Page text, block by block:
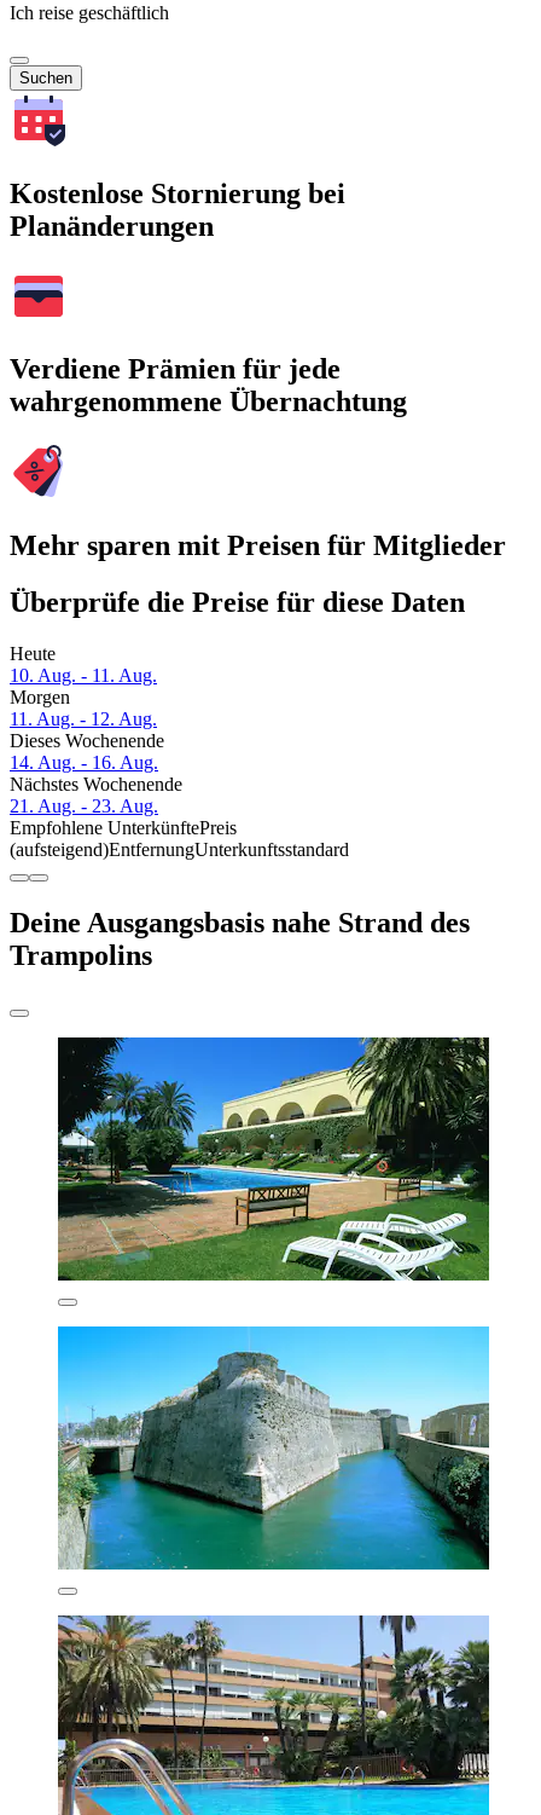
Ich reise geschäftlich
Suchen
Kostenlose Stornierung bei
Planänderungen
Verdiene Prämien für jede
wahrgenommene Übernachtung
Mehr sparen mit Preisen für Mitglieder
Überprüfe die Preise für diese Daten
Heute
10. Aug. - 11. Aug.
Morgen
11. Aug. - 12. Aug.
Dieses Wochenende
14. Aug. - 16. Aug.
Nächstes Wochenende
21. Aug. - 23. Aug.
Empfohlene UnterkünftePreis
(aufsteigend)EntfernungUnterkunftsstandard
Deine Ausgangsbasis nahe Strand des
Trampolins